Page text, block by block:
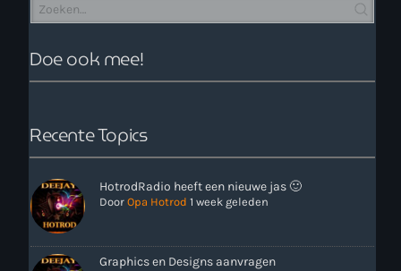
Doe ook mee!
Recente Topics
HotrodRadio heeft een nieuwe jas 🙂
Door Opa Hotrod 1 week geleden
Graphics en Designs aanvragen